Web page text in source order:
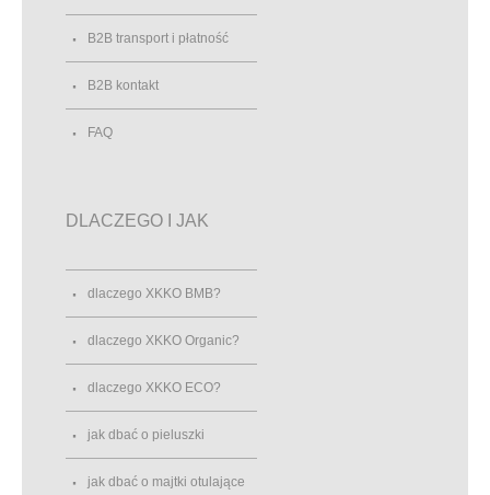
B2B transport i płatność
B2B kontakt
FAQ
DLACZEGO I JAK
dlaczego XKKO BMB?
dlaczego XKKO Organic?
dlaczego XKKO ECO?
jak dbać o pieluszki
jak dbać o majtki otulające